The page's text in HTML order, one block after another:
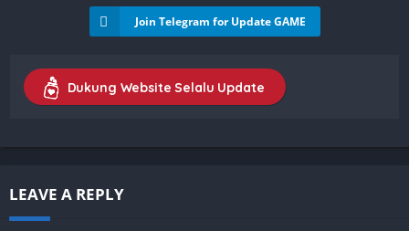
Join Telegram for Update GAME
Dukung Website Selalu Update
LEAVE A REPLY